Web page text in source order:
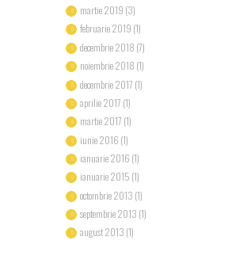
martie2019 (3)
februarie2019 (1)
decembrie2018 (7)
noiembrie2018 (1)
decembrie2017 (1)
aprilie2017 (1)
martie2017 (1)
iunie2016 (1)
ianuarie2016 (1)
ianuarie2015 (1)
octombrie2013 (1)
septembrie2013 (1)
august2013 (1)